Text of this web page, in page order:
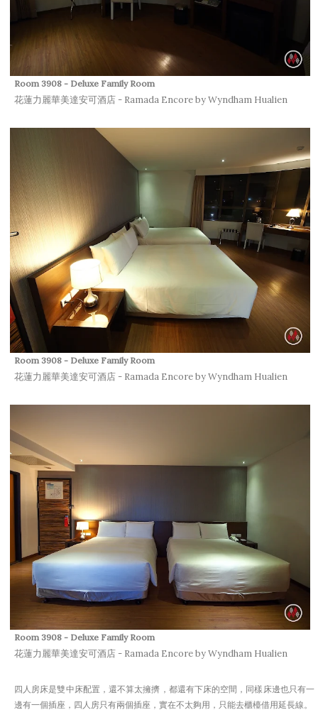
Room 3908 - Deluxe Family Room
花蓮力麗華美達安可酒店 - Ramada Encore by Wyndham Hualien
Room 3908 - Deluxe Family Room
花蓮力麗華美達安可酒店 - Ramada Encore by Wyndham Hualien
Room 3908 - Deluxe Family Room
花蓮力麗華美達安可酒店 - Ramada Encore by Wyndham Hualien
四人房床是雙中床配置，還不算太擁擠，都還有下床的空間，同樣床邊也只有一
邊有一個插座，四人房只有兩個插座，實在不太夠用，只能去櫃檯借用延長線。